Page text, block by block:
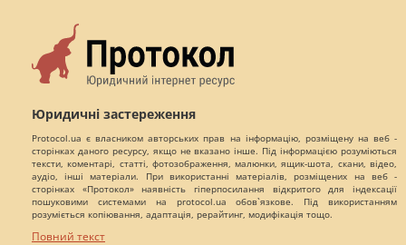
Юридичні застереження
Protocol.ua є власником авторських прав на інформацію, розміщену на веб -
сторінках даного ресурсу, якщо не вказано інше. Під інформацією розуміються
тексти, коментарі, статті, фотозображення, малюнки, ящик-шота, скани, відео,
аудіо, інші матеріали. При використанні матеріалів, розміщених на веб -
сторінках «Протокол» наявність гіперпосилання відкритого для індексації
пошуковими системами на protocol.ua обов`язкове. Під використанням
розуміється копіювання, адаптація, рерайтинг, модифікація тощо.
Повний текст